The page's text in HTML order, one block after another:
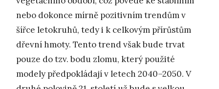
nebo dokonce mírně pozitivním trendům v
šířce letokruhů, tedy i k celkovým přírůstům
dřevní hmoty. Tento trend však bude trvat
pouze do tzv. bodu zlomu, který použité
modely předpokládají v letech 2040–2050. V